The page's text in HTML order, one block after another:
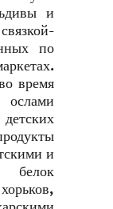
и
по
время
ослами
и